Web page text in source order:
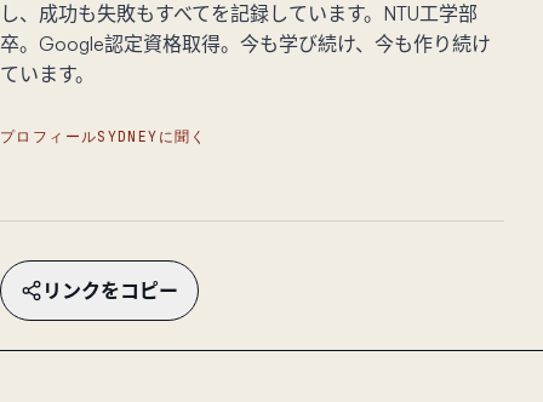
し、成功も失敗もすべてを記録しています。NTU工学部
卒。Google認定資格取得。今も学び続け、今も作り続け
ています。
プロフィールSYDNEYに聞く
リンクをコピー